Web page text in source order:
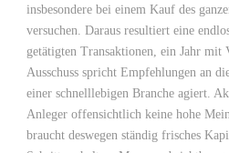
insbesondere bei einem Kauf des
versuchen. Daraus resultiert eine
getätigten Transaktionen, ein Jahr mit
Ausschuss spricht Empfehlungen an
einer schnelllebigen Branche agiert.
Anleger offensichtlich keine hohe
braucht deswegen ständig frisches